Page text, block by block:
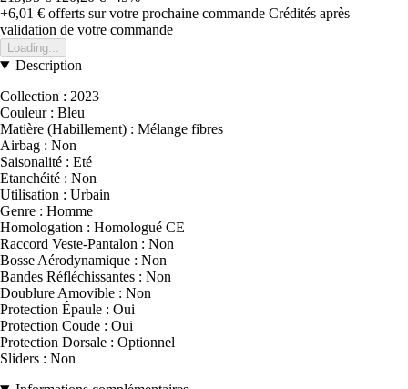
+6,01 € offerts sur votre prochaine commande Crédités après
validation de votre commande
Loading...
Description
Collection : 2023
Couleur : Bleu
Matière (Habillement) : Mélange fibres
Airbag : Non
Saisonalité : Eté
Etanchéité : Non
Utilisation : Urbain
Genre : Homme
Homologation : Homologué CE
Raccord Veste-Pantalon : Non
Bosse Aérodynamique : Non
Bandes Réfléchissantes : Non
Doublure Amovible : Non
Protection Épaule : Oui
Protection Coude : Oui
Protection Dorsale : Optionnel
Sliders : Non